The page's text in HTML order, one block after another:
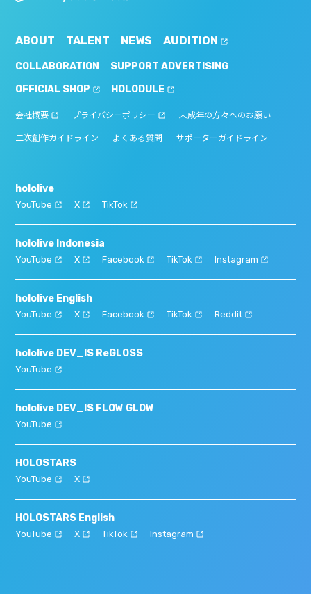
ABOUT TALENT NEWS AUDITION
COLLABORATION
SUPPORT ADVERTISING
OFFICIAL SHOP
HOLODULE
会社概要 プライバシーポリシー 未成年の方々へのお願い
二次創作ガイドライン よくある質問 サポーターガイドライン
hololive
YouTube X TikTok
hololive Indonesia
YouTube X Facebook TikTok Instagram
hololive English
YouTube X Facebook TikTok Reddit
hololive DEV_IS ReGLOSS
YouTube
hololive DEV_IS FLOW GLOW
YouTube
HOLOSTARS
YouTube X
HOLOSTARS English
YouTube X TikTok Instagram